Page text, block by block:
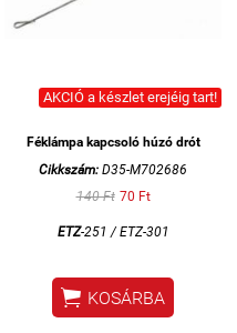
AKCIÓ a készlet erejéig tart!
Féklámpa kapcsoló húzó drót
Cikkszám: D35-M702686
140 Ft 70 Ft
ETZ-251 / ETZ-301
 KOSÁRBA